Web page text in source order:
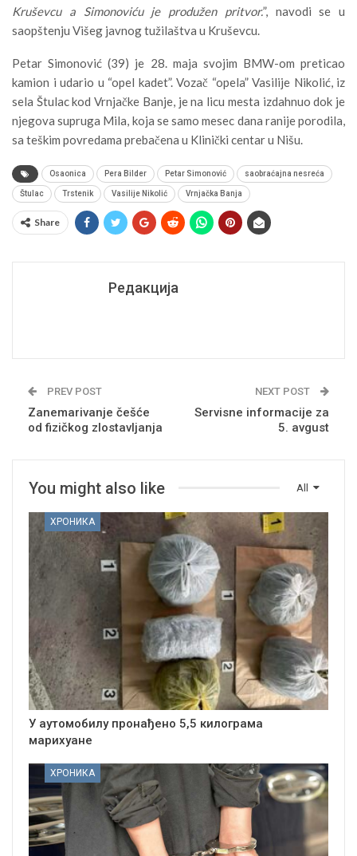
Kruševcu a Simonoviću je produžen pritvor.”, navodi se u
saopštenju Višeg javnog tužilaštva u Kruševcu.
Petar Simonović (39) je 28. maja svojim BMW-om preticao
kamion i udario u “opel kadet”. Vozač “opela” Vasilije Nikolić, iz
sela Štulac kod Vrnjačke Banje, je na licu mesta izdahnuo dok je
njegova supruga Mila, koja se samo mesec dana ranije porodila,
sa teškim povredama prebačena u Klinički centar u Nišu.
Osaonica Pera Bilder Petar Simonović saobraćajna nesreća
Štulac Trstenik Vasilije Nikolić Vrnjačka Banja
Share
Редакција
PREV POST
Zanemarivanje češće
od fizičkog zlostavljanja
NEXT POST
Servisne informacije za
5. avgust
All
You might also like
ХРОНИКА
У аутомобилу пронађено 5,5 килограма
марихуане
ХРОНИКА